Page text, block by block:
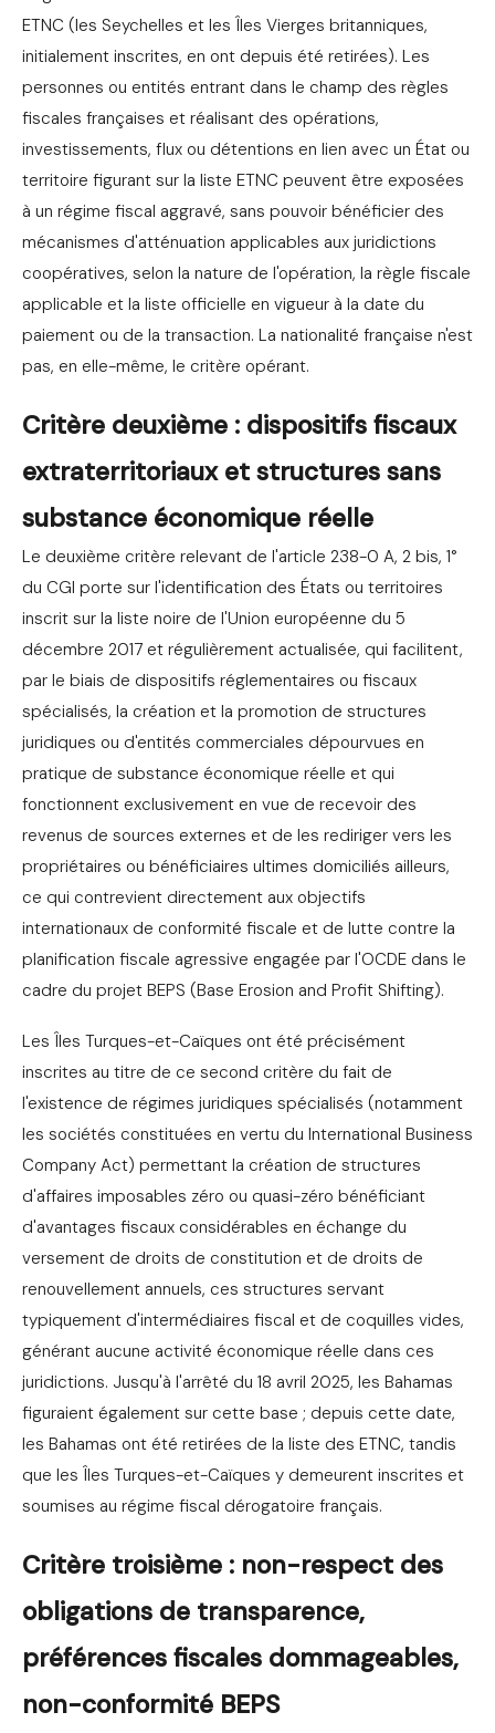
ETNC (les Seychelles et les Îles Vierges britanniques,
initialement inscrites, en ont depuis été retirées). Les
personnes ou entités entrant dans le champ des règles
fiscales françaises et réalisant des opérations,
investissements, flux ou détentions en lien avec un État ou
territoire figurant sur la liste ETNC peuvent être exposées
à un régime fiscal aggravé, sans pouvoir bénéficier des
mécanismes d'atténuation applicables aux juridictions
coopératives, selon la nature de l'opération, la règle fiscale
applicable et la liste officielle en vigueur à la date du
paiement ou de la transaction. La nationalité française n'est
pas, en elle-même, le critère opérant.
Critère deuxième : dispositifs fiscaux
extraterritoriaux et structures sans
substance économique réelle
Le deuxième critère relevant de l'article 238-0 A, 2 bis, 1°
du CGI porte sur l'identification des États ou territoires
inscrit sur la liste noire de l'Union européenne du 5
décembre 2017 et régulièrement actualisée, qui facilitent,
par le biais de dispositifs réglementaires ou fiscaux
spécialisés, la création et la promotion de structures
juridiques ou d'entités commerciales dépourvues en
pratique de substance économique réelle et qui
fonctionnent exclusivement en vue de recevoir des
revenus de sources externes et de les rediriger vers les
propriétaires ou bénéficiaires ultimes domiciliés ailleurs,
ce qui contrevient directement aux objectifs
internationaux de conformité fiscale et de lutte contre la
planification fiscale agressive engagée par l'OCDE dans le
cadre du projet BEPS (Base Erosion and Profit Shifting).
Les Îles Turques-et-Caïques ont été précisément
inscrites au titre de ce second critère du fait de
l'existence de régimes juridiques spécialisés (notamment
les sociétés constituées en vertu du International Business
Company Act) permettant la création de structures
d'affaires imposables zéro ou quasi-zéro bénéficiant
d'avantages fiscaux considérables en échange du
versement de droits de constitution et de droits de
renouvellement annuels, ces structures servant
typiquement d'intermédiaires fiscal et de coquilles vides,
générant aucune activité économique réelle dans ces
juridictions. Jusqu'à l'arrêté du 18 avril 2025, les Bahamas
figuraient également sur cette base ; depuis cette date,
les Bahamas ont été retirées de la liste des ETNC, tandis
que les Îles Turques-et-Caïques y demeurent inscrites et
soumises au régime fiscal dérogatoire français.
Critère troisième : non-respect des
obligations de transparence,
préférences fiscales dommageables,
non-conformité BEPS